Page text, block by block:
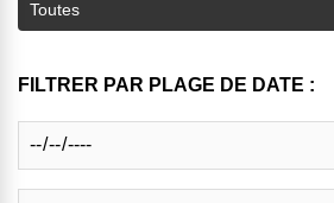
FILTRER PAR PLAGE DE DATE :